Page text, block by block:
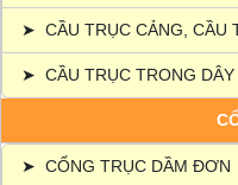
➤ CẦU TRỤC CẢNG, CẦU
➤ CẦU TRỤC TRONG DÂY
➤ CỔNG TRỤC DẦM ĐƠN